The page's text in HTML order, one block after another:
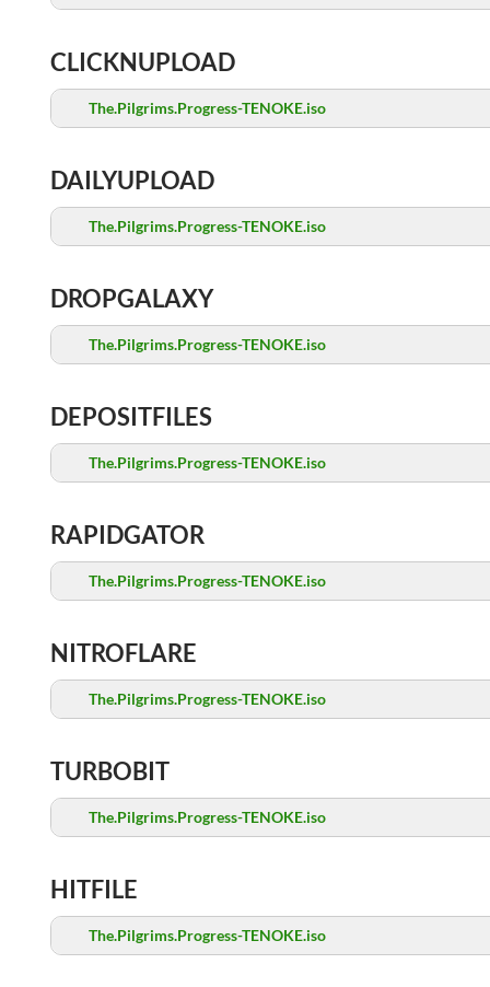
CLICKNUPLOAD
The.Pilgrims.Progress-TENOKE.iso
DAILYUPLOAD
The.Pilgrims.Progress-TENOKE.iso
DROPGALAXY
The.Pilgrims.Progress-TENOKE.iso
DEPOSITFILES
The.Pilgrims.Progress-TENOKE.iso
RAPIDGATOR
The.Pilgrims.Progress-TENOKE.iso
NITROFLARE
The.Pilgrims.Progress-TENOKE.iso
TURBOBIT
The.Pilgrims.Progress-TENOKE.iso
HITFILE
The.Pilgrims.Progress-TENOKE.iso